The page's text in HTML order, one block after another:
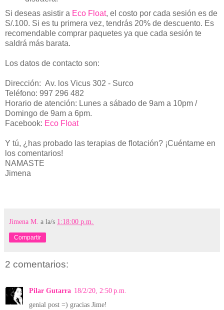
Si deseas asistir a Eco Float, el costo por cada sesión es de
S/.100. Si es tu primera vez, tendrás 20% de descuento. Es
recomendable comprar paquetes ya que cada sesión te
saldrá más barata.
Los datos de contacto son:
Dirección: Av. los Vicus 302 - Surco
Teléfono: 997 296 482
Horario de atención: Lunes a sábado de 9am a 10pm /
Domingo de 9am a 6pm.
Facebook: Eco Float
Y tú, ¿has probado las terapias de flotación? ¡Cuéntame en
los comentarios!
NAMASTE
Jimena
Jimena M. a la/s 1:18:00 p.m.
Compartir
2 comentarios:
Pilar Gutarra 18/2/20, 2:50 p.m.
genial post =) gracias Jime!